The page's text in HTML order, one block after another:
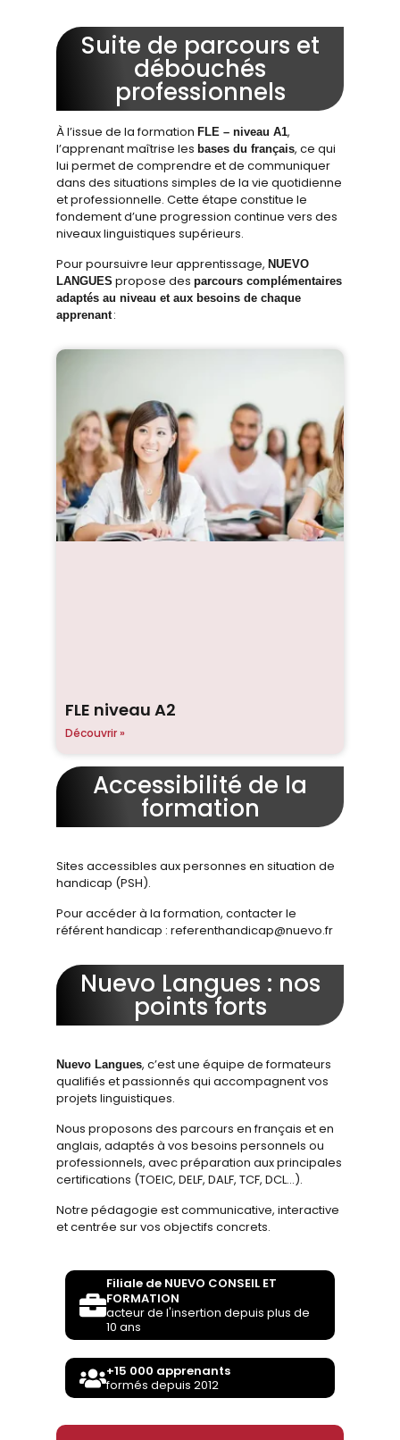
Suite de parcours et
débouchés
professionnels​
À l’issue de la formation FLE – niveau A1,
l’apprenant maîtrise les bases du français, ce qui
lui permet de comprendre et de communiquer
dans des situations simples de la vie quotidienne
et professionnelle. Cette étape constitue le
fondement d’une progression continue vers des
niveaux linguistiques supérieurs.
Pour poursuivre leur apprentissage, NUEVO
LANGUES propose des parcours complémentaires
adaptés au niveau et aux besoins de chaque
apprenant:
FLE niveau A2
Découvrir »
Accessibilité de la
formation
Sites accessibles aux personnes en situation de
handicap (PSH).
Pour accéder à la formation, contacter le
référent handicap : referenthandicap@nuevo.fr
Nuevo Langues : nos
points forts
Nuevo Langues, c’est une équipe de formateurs
qualifiés et passionnés qui accompagnent vos
projets linguistiques.
Nous proposons des parcours en français et en
anglais, adaptés à vos besoins personnels ou
professionnels, avec préparation aux principales
certifications (TOEIC, DELF, DALF, TCF, DCL…).
Notre pédagogie est communicative, interactive
et centrée sur vos objectifs concrets.
Filiale de NUEVO CONSEIL ET
FORMATION
acteur de l'insertion depuis plus de
10 ans
+15 000 apprenants
formés depuis 2012